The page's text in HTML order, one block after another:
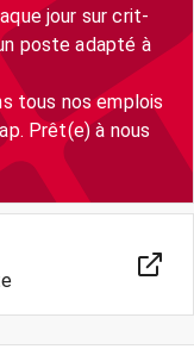
jour sur crit-
poste adapté à
tous nos emplois
Prêt(e) à nous